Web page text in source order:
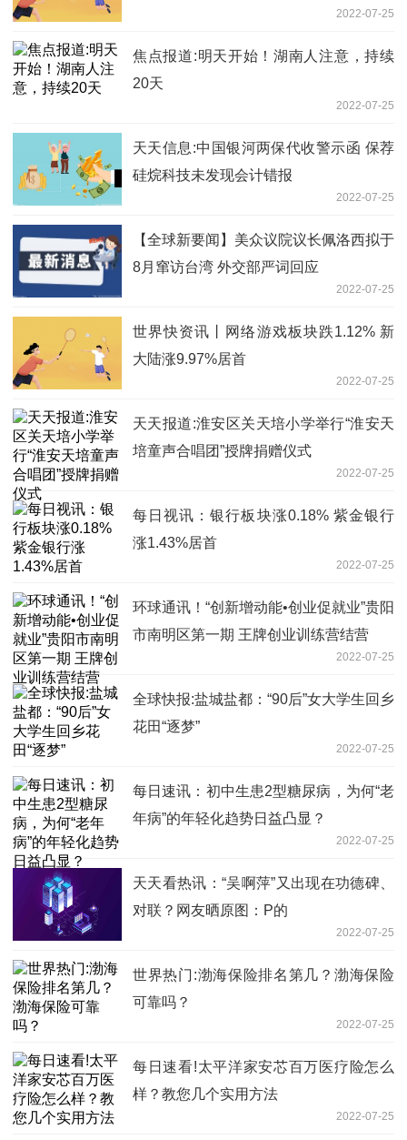
2022-07-25
焦点报道:明天开始！湖南人注意，持续
20天
2022-07-25
天天信息:中国银河两保代收警示函 保荐
硅烷科技未发现会计错报
2022-07-25
【全球新要闻】美众议院议长佩洛西拟于
8月窜访台湾 外交部严词回应
2022-07-25
世界快资讯丨网络游戏板块跌1.12% 新
大陆涨9.97%居首
2022-07-25
天天报道:淮安区关天培小学举行“淮安天
培童声合唱团”授牌捐赠仪式
2022-07-25
每日视讯：银行板块涨0.18% 紫金银行
涨1.43%居首
2022-07-25
环球通讯！“创新增动能•创业促就业”贵阳
市南明区第一期 王牌创业训练营结营
2022-07-25
全球快报:盐城盐都：“90后”女大学生回乡
花田“逐梦”
2022-07-25
每日速讯：初中生患2型糖尿病，为何“老
年病”的年轻化趋势日益凸显？
2022-07-25
天天看热讯：“吴啊萍”又出现在功德碑、
对联？网友晒原图：P的
2022-07-25
世界热门:渤海保险排名第几？渤海保险
可靠吗？
2022-07-25
每日速看!太平洋家安芯百万医疗险怎么
样？教您几个实用方法
2022-07-25